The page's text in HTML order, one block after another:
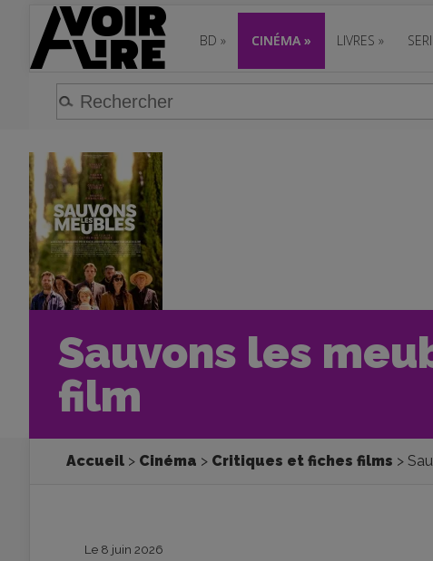
BD » CINÉMA » LIVRES »
Sauvons les
film
Accueil Cinéma Critiques et fiches films
Le 8 juin 2026